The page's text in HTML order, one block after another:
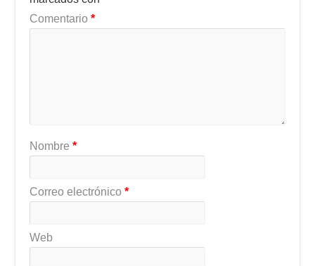
Comentario*
Nombre*
Correo electrónico*
Web